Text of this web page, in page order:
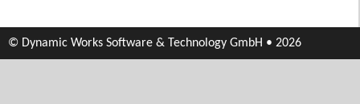
© Dynamic Works Software & Technology GmbH • 2026